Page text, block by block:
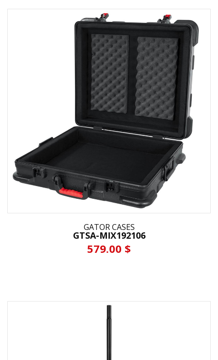
GATOR CASES
GTSA-MIX192106
579.00 $